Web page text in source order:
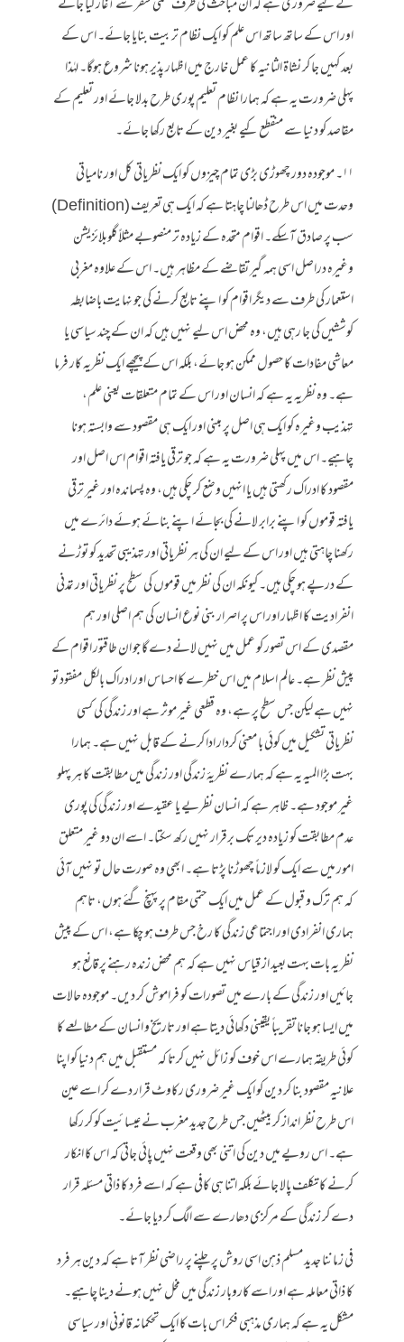
اور اس کے ساتھ ساتھ اس علم کو ایک نظام تربیت بنایا جائے۔ اس کے
بعد کہیں جا کر نشاۃ الثانیہ کا عمل خارج میں اظہار پذیر ہونا شروع ہوگا۔ لہٰذا
پہلی ضرورت یہ ہے کہ ہمارا نظام تعلیم پوری طرح بدلا جائے اور تعلیم کے
مقاصد کو دنیا سے منقطع کیے بغیر دین کے تابع رکھا جائے۔
۱۱۔ موجودہ دور چھوڑی بڑی تمام چیزوں کو ایک نظریاتی کل اور نامیاتی
وحدت میں اس طرح ڈھالنا چاہتا ہے کہ ایک ہی تعریف (Definition)
سب پر صادق آسکے۔ اقوام متحدہ کے زیادہ تر منصوبے مثلاً گلوبلائزیشن
وغیرہ دراصل اسی ہمہ گیر تقاضے کے مظاہر ہیں۔ اس کے علاوہ مغربی
استعمار کی طرف سے دیگر اقوام کو اپنے تابع کرنے کی جو نہایت باضابطہ
کوششیں کی جا رہی ہیں، وہ محض اس لیے نہیں ہیں کہ ان کے چند سیاسی یا
معاشی مفادات کا حصول ممکن ہو جائے، بلکہ اس کے پیچھے ایک نظریہ کار فرما
ہے۔ وہ نظریہ یہ ہے کہ انسان اور اس کے تمام متعلقات یعنی علم،
تہذیب وغیرہ کو ایک ہی اصل پر مبنی اور ایک ہی مقصود سے وابستہ ہونا
چاہیے۔ اس میں پہلی ضرورت یہ ہے کہ جو ترقی یافتہ اقوام اس اصل اور
مقصود کا ادراک رکھتی ہیں یا انہیں وضع کر چکی ہیں، وہ پسماندہ اور غیر ترقی
یافتہ قوموں کو اپنے برابر لانے کی بجائے اپنے بنائے ہوئے دائرے میں
رکھنا چاہتی ہیں اور اس کے لیے ان کی ہر نظریاتی اور تہذیبی تحدید کو توڑنے
کے درپے ہو چکی ہیں۔ کیونکہ ان کی نظر میں قوموں کی سطح پر نظریاتی اور تمدنی
انفرادیت کا اظہار اور اس پر اصرار بنی نوع انسان کی ہم اصلی اور ہم
مقصدی کے اس تصور کو عمل میں نہیں لانے دے گا جو ان طاقتور اقوام کے
پیش نظر ہے۔ عالم اسلام میں اس خطرے کا احساس اور ادراک بالکل مفقود تو
نہیں ہے لیکن جس سطح پر ہے، وہ قطعی غیر موثر ہے اور زندگی کی کسی
نظریاتی تشکیل میں کوئی با معنی کردار ادا کرنے کے قابل نہیں ہے۔ ہمارا
بہت بڑا المیہ یہ ہے کہ ہمارے نظریۂ زندگی اور زندگی میں مطابقت کا ہر پہلو
غیر موجود ہے۔ ظاہر ہے کہ انسان نظریے یا عقیدے اور زندگی کی پوری
عدم مطابقت کو زیادہ دیر تک برقرار نہیں رکھ سکتا۔ اسے ان دو غیر متعلق
امور میں سے ایک کو لازماً چھوڑنا پڑتا ہے۔ ابھی وہ صورت حال تو نہیں آئی
کہ ہم ترک و قبول کے عمل میں ایک حتمی مقام پر پہنچ گئے ہوں، تاہم
ہماری انفرادی اور اجتماعی زندگی کا رخ جس طرف ہو چکا ہے، اس کے پیش
نظر یہ بات بہت بعید از قیاس نہیں ہے کہ ہم محض زندہ رہنے پر قانع ہو
جائیں اور زندگی کے بارے میں تصورات کو فراموش کر دیں۔ موجودہ حالات
میں ایسا ہو جانا تقریباً یقینی دکھائی دیتا ہے اور تاریخ و انسان کے مطالعے کا
کوئی طریقہ ہمارے اس خوف کو زائل نہیں کرتا کہ مستقبل میں ہم دنیا کو اپنا
علانیہ مقصود بنا کر دین کو ایک غیر ضروری رکاوٹ قرار دے کر اسے عین
اس طرح نظر انداز کر بیٹھیں جس طرح جدید مغرب نے عیسائیت کو کر رکھا
ہے۔ اس رویے میں دین کی اتنی بھی وقعت نہیں پائی جاتی کہ اس کا انکار
کرنے کا تکلف پالا جائے بلکہ اتنا ہی کافی ہے کہ اسے فرد کا ذاتی مسئلہ قرار
دے کر زندگی کے مرکزی دھارے سے الگ کر دیا جائے۔
فی زماننا جدید مسلم ذہن اسی روش پر چلنے پر راضی نظر آتا ہے کہ دین ہر فرد
کا ذاتی معاملہ ہے اور اسے کاروبار زندگی میں مخل نہیں ہونے دینا چاہیے۔
مشکل یہ ہے کہ ہماری مذہبی فکر اس بات کا ایک تحکمانہ قانونی اور سیاسی